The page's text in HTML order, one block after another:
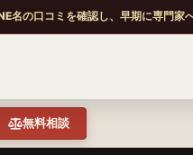
の口コミを確認し、早期に専門家
無料相談